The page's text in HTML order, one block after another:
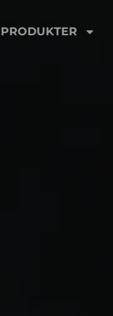
PRODUKTER